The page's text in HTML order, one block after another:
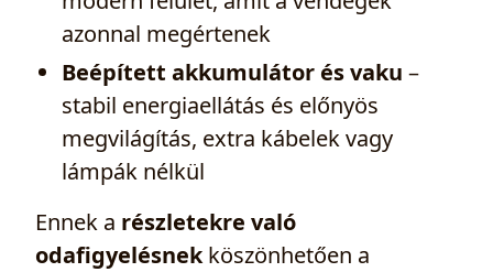
azonnal megértenek
Beépített akkumulátor és vaku –
stabil energiaellátás és előnyös
megvilágítás, extra kábelek vagy
lámpák nélkül
Ennek a részletekre való
odafigyelésnekköszönhetően a